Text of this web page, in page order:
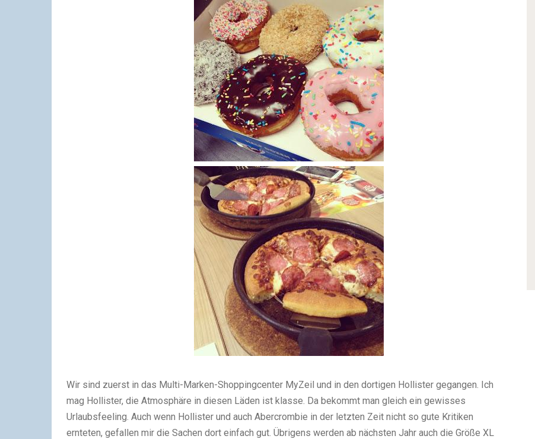
Wir sind zuerst in das Multi-Marken-Shoppingcenter MyZeil und in den dortigen Hollister gegangen. Ich
mag Hollister, die Atmosphäre in diesen Läden ist klasse. Da bekommt man gleich ein gewisses
Urlaubsfeeling. Auch wenn Hollister und auch Abercrombie in der letzten Zeit nicht so gute Kritiken
ernteten, gefallen mir die Sachen dort einfach gut. Übrigens werden ab nächsten Jahr auch die Größe XL